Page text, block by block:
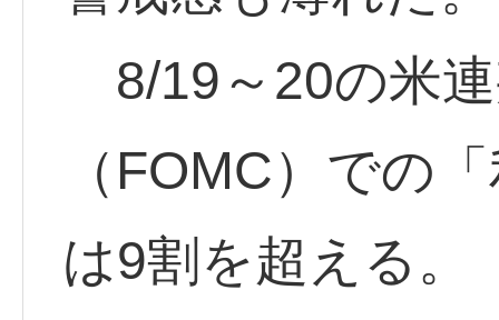
8/19～20の米
（FOMC）での
は9割を超える。